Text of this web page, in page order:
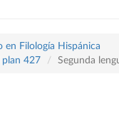
en Filología Hispánica
plan 427
Segunda